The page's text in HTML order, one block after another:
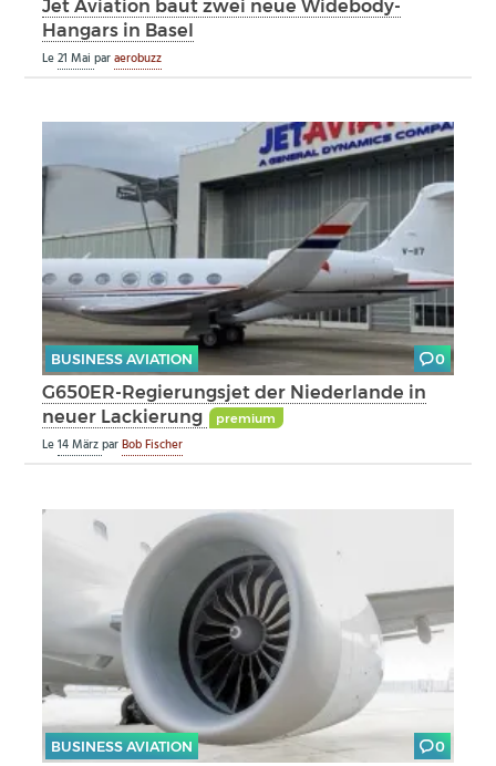
Jet Aviation baut zwei neue Widebody-
Hangars in Basel
Le21 Maiparaerobuzz
BUSINESS AVIATION 0
G650ER-Regierungsjet der Niederlande in
neuer Lackierung
premium
Le14 MärzparBob Fischer
BUSINESS AVIATION 0